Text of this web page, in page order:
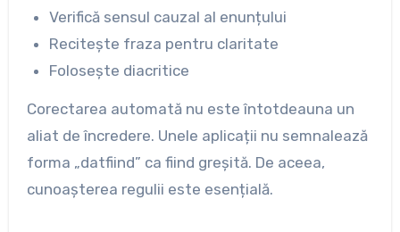
Verifică sensul cauzal al enunțului
Recitește fraza pentru claritate
Folosește diacritice
Corectarea automată nu este întotdeauna un
aliat de încredere. Unele aplicații nu semnalează
forma „datfiind” ca fiind greșită. De aceea,
cunoașterea regulii este esențială.